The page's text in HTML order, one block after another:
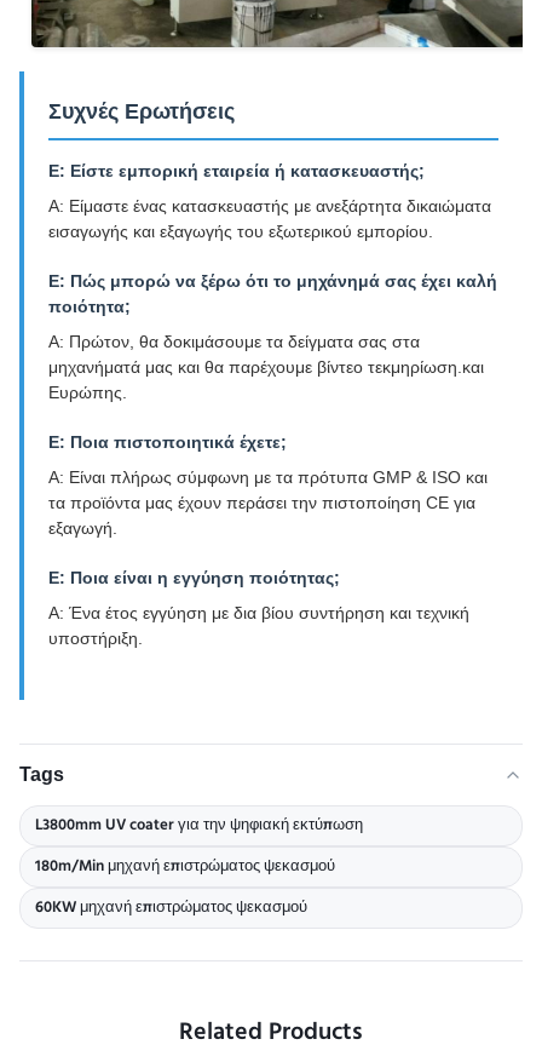
Συχνές Ερωτήσεις
Ε: Είστε εμπορική εταιρεία ή κατασκευαστής;
Α: Είμαστε ένας κατασκευαστής με ανεξάρτητα δικαιώματα
εισαγωγής και εξαγωγής του εξωτερικού εμπορίου.
Ε: Πώς μπορώ να ξέρω ότι το μηχάνημά σας έχει καλή
ποιότητα;
Α: Πρώτον, θα δοκιμάσουμε τα δείγματα σας στα
μηχανήματά μας και θα παρέχουμε βίντεο τεκμηρίωση.και
Ευρώπης.
Ε: Ποια πιστοποιητικά έχετε;
Α: Είναι πλήρως σύμφωνη με τα πρότυπα GMP & ISO και
τα προϊόντα μας έχουν περάσει την πιστοποίηση CE για
εξαγωγή.
Ε: Ποια είναι η εγγύηση ποιότητας;
Α: Ένα έτος εγγύηση με δια βίου συντήρηση και τεχνική
υποστήριξη.
Tags
L3800mm UV coater για την ψηφιακή εκτύπωση
180m/Min μηχανή επιστρώματος ψεκασμού
60KW μηχανή επιστρώματος ψεκασμού
Related Products